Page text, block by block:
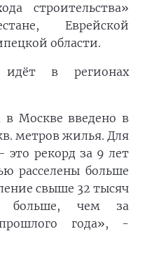
строительства»
Еврейской
области.
в регионах
в Москве введено в
метров жилья. Для
рекорд за 9 лет
расселены больше
свыше 32 тысяч
чем за
года», -